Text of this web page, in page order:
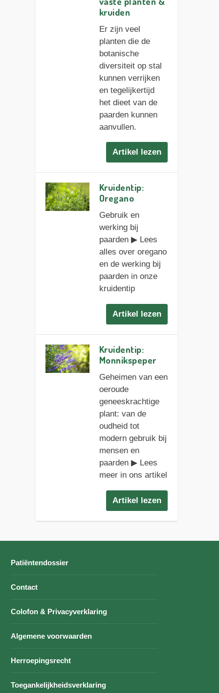
kruiden
Er zijn veel
planten die de
botanische
diversiteit op stal
kunnen verrijken
en tegelijkertijd
het dieet van de
paarden kunnen
aanvullen.
Artikel lezen
Kruidentip:
Oregano
Gebruik en
werking bij
paarden ▶︎ Lees
alles over oregano
en de werking bij
paarden in onze
kruidentip
Artikel lezen
Kruidentip:
Monnikspeper
Geheimen van een
oeroude
geneeskrachtige
plant: van de
oudheid tot
modern gebruik bij
mensen en
paarden ▶︎ Lees
meer in ons artikel
Artikel lezen
Patiëntendossier
Contact
Colofon & Privacyverklaring
Algemene voorwaarden
Herroepingsrecht
Toegankelijkheidsverklaring